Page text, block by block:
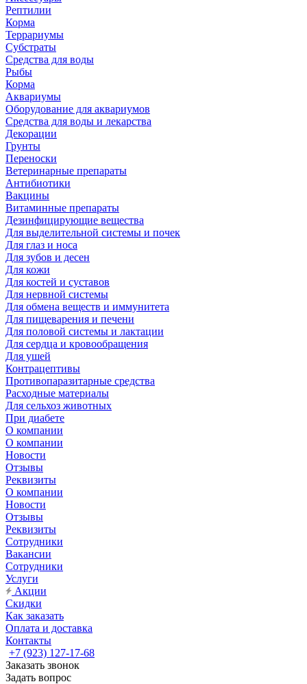
Рептилии
Корма
Террариумы
Субстраты
Средства для воды
Рыбы
Корма
Аквариумы
Оборудование для аквариумов
Средства для воды и лекарства
Декорации
Грунты
Переноски
Ветеринарные препараты
Антибиотики
Вакцины
Витаминные препараты
Дезинфицирующие вещества
Для выделительной системы и почек
Для глаз и носа
Для зубов и десен
Для кожи
Для костей и суставов
Для нервной системы
Для обмена веществ и иммунитета
Для пищеварения и печени
Для половой системы и лактации
Для сердца и кровообращения
Для ушей
Контрацептивы
Противопаразитарные средства
Расходные материалы
Для сельхоз животных
При диабете
О компании
О компании
Новости
Отзывы
Реквизиты
О компании
Новости
Отзывы
Реквизиты
Сотрудники
Вакансии
Сотрудники
Услуги
Акции
Скидки
Как заказать
Оплата и доставка
Контакты
+7 (923) 127-17-68
Заказать звонок
Задать вопрос